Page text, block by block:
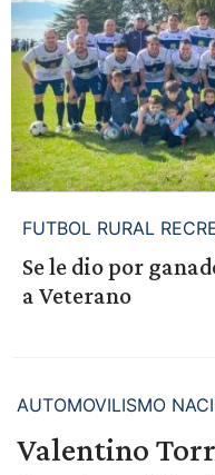
FUTBOL RURAL
Se le dio por
a Veterano
AUTOMOVILISMO
Valentino